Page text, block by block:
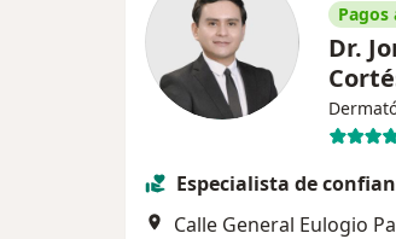
Pagos
Dr.
Especialista de